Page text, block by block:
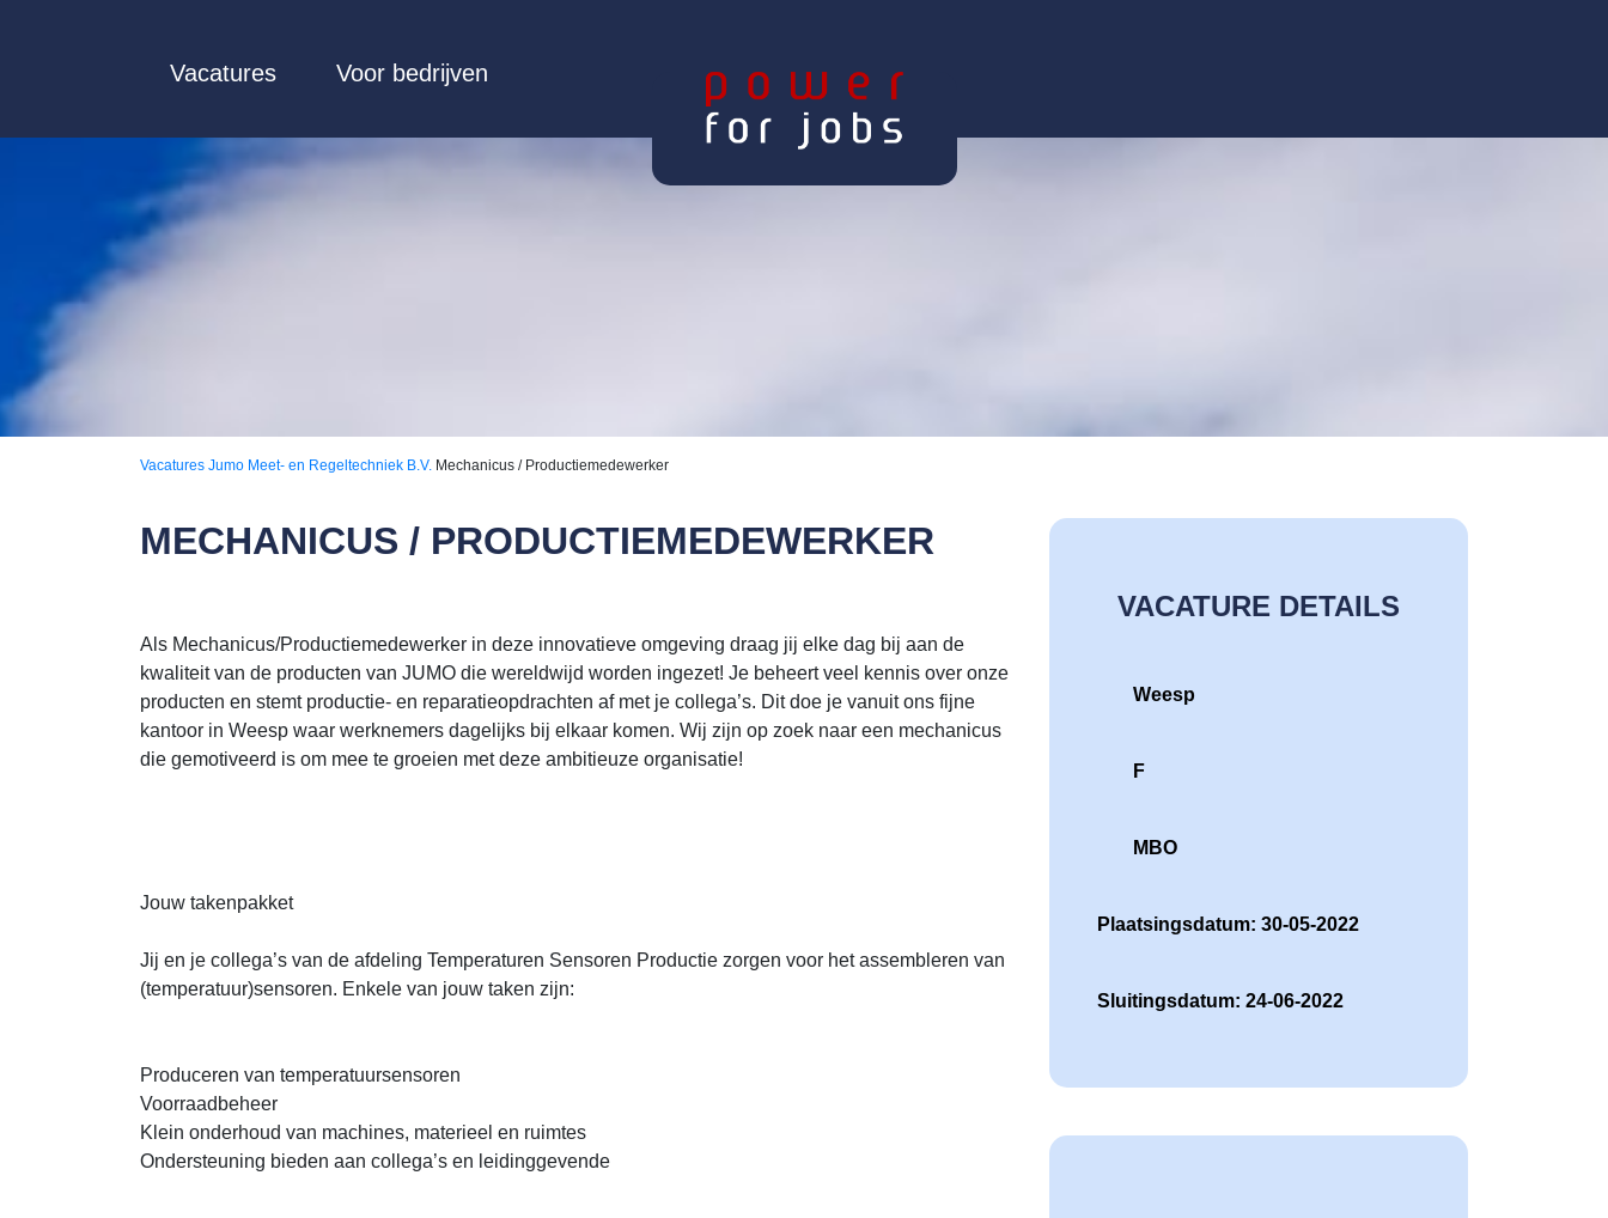
Vacatures Voor bedrijven
Vacatures Jumo Meet- en Regeltechniek B.V. Mechanicus / Productiemedewerker
MECHANICUS / PRODUCTIEMEDEWERKER
Als Mechanicus/Productiemedewerker in deze innovatieve omgeving draag jij elke dag bij aan de
kwaliteit van de producten van JUMO die wereldwijd worden ingezet! Je beheert veel kennis over onze
producten en stemt productie- en reparatieopdrachten af met je collega’s. Dit doe je vanuit ons fijne
kantoor in Weesp waar werknemers dagelijks bij elkaar komen. Wij zijn op zoek naar een mechanicus
die gemotiveerd is om mee te groeien met deze ambitieuze organisatie!
Jouw takenpakket
Jij en je collega’s van de afdeling Temperaturen Sensoren Productie zorgen voor het assembleren van
(temperatuur)sensoren. Enkele van jouw taken zijn:
Produceren van temperatuursensoren
Voorraadbeheer
Klein onderhoud van machines, materieel en ruimtes
Ondersteuning bieden aan collega’s en leidinggevende
VACATURE DETAILS
Weesp
F
MBO
Plaatsingsdatum: 30-05-2022
Sluitingsdatum: 24-06-2022